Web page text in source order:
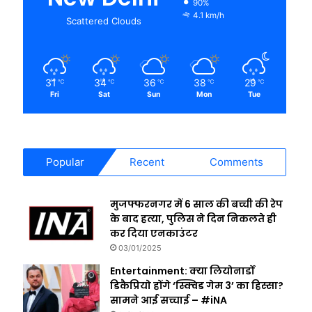
Scattered Clouds
90%
4.1 km/h
31 ℃
Fri
34 ℃
Sat
36 ℃
Sun
38 ℃
Mon
29 ℃
Tue
Popular Recent Comments
मुजफ्फरनगर में 6 साल की बच्ची की रेप
के बाद हत्या, पुलिस ने दिन निकलते ही
कर दिया एनकाउंटर
03/01/2025
Entertainment: क्या लियोनार्डो
डिकैप्रियो होंगे ‘स्क्विड गेम 3’ का हिस्सा?
सामने आई सच्चाई – #iNA